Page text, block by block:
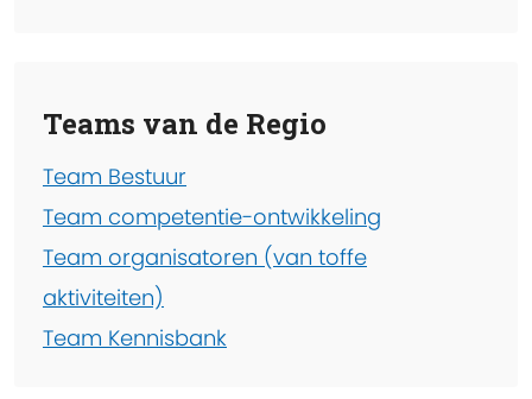
Teams van de Regio
Team Bestuur
Team competentie-ontwikkeling
Team organisatoren (van toffe
aktiviteiten)
Team Kennisbank